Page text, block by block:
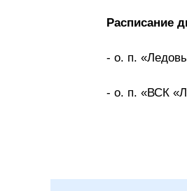
Расписание
- о. п.
- о. п. «ВСК